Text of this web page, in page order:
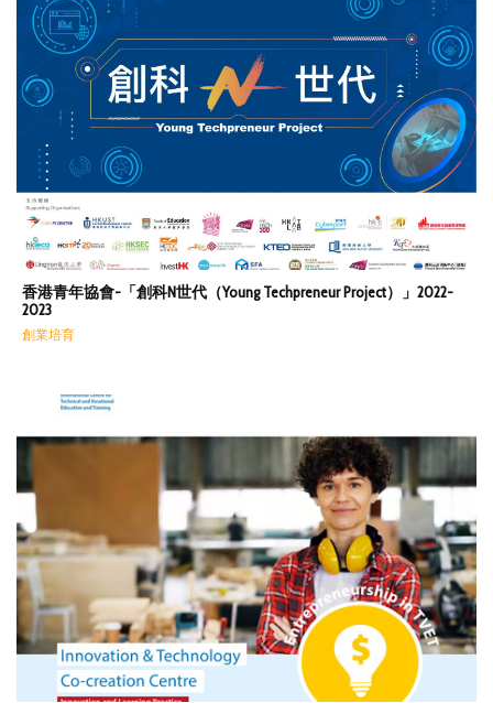
香港青年協會-「創科N世代（Young Techpreneur Project）」2022-
2023
創業培育